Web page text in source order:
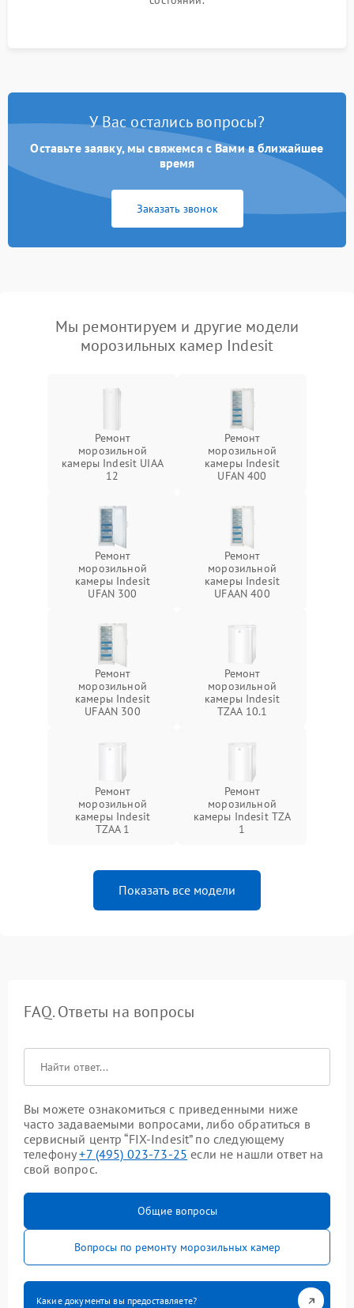
У Вас остались вопросы?
Оставьте заявку, мы свяжемся с Вами в ближайшее
время
Заказать звонок
Мы ремонтируем и другие модели
морозильных камер Indesit
Ремонт
морозильной
камеры Indesit UIAA
12
Ремонт
морозильной
камеры Indesit
UFAN 400
Ремонт
морозильной
камеры Indesit
UFAN 300
Ремонт
морозильной
камеры Indesit
UFAAN 400
Ремонт
морозильной
камеры Indesit
UFAAN 300
Ремонт
морозильной
камеры Indesit
TZAA 10.1
Ремонт
морозильной
камеры Indesit
TZAA 1
Ремонт
морозильной
камеры Indesit TZA
1
Показать все модели
FAQ. Ответы на вопросы
Вы можете ознакомиться с приведенными ниже
часто задаваемыми вопросами, либо обратиться в
сервисный центр “FIX-Indesit” по следующему
телефону+7 (495) 023-73-25 если не нашли ответ на
свой вопрос.
Общие вопросы
Вопросы по ремонту морозильных камер
Какие документы вы предоставляете?